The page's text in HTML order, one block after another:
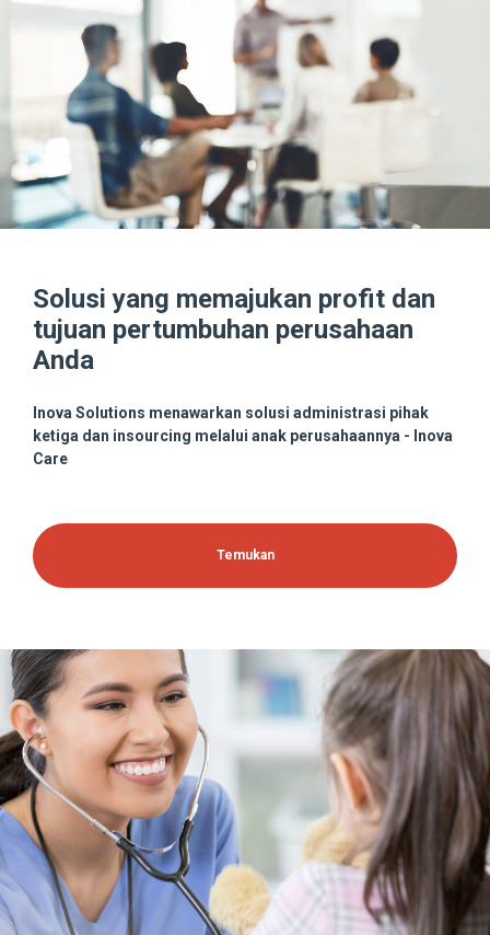
Solusi yang memajukan profit dan
tujuan pertumbuhan perusahaan
Anda
Inova Solutions menawarkan solusi administrasi pihak
ketiga dan insourcing melalui anak perusahaannya - Inova
Care